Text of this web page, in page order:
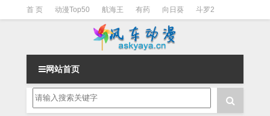
首 页 动漫Top50 航海王 有药 向日葵 斗罗2
一拳超人 柯南 阴阳师
网站首页